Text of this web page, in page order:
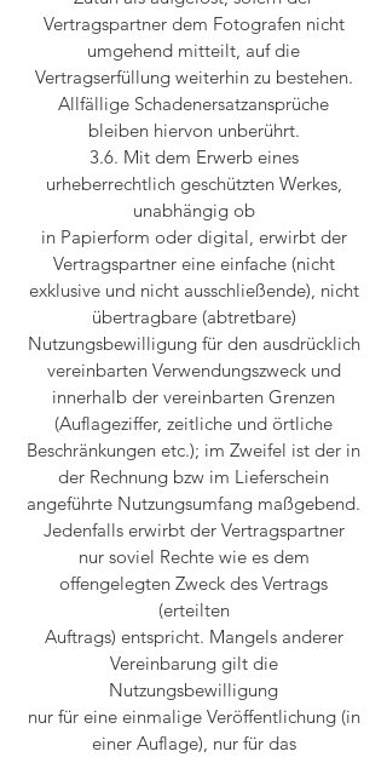
Vertragspartner dem Fotografen nicht
umgehend mitteilt, auf die
Vertragserfüllung weiterhin zu bestehen.
Allfällige Schadenersatzansprüche
bleiben hiervon unberührt.
3.6. Mit dem Erwerb eines
urheberrechtlich geschützten Werkes,
unabhängig ob
in Papierform oder digital, erwirbt der
Vertragspartner eine einfache (nicht
exklusive und nicht ausschließende), nicht
übertragbare (abtretbare)
Nutzungsbewilligung für den ausdrücklich
vereinbarten Verwendungszweck und
innerhalb der vereinbarten Grenzen
(Auflageziffer, zeitliche und örtliche
Beschränkungen etc.); im Zweifel ist der in
der Rechnung bzw im Lieferschein
angeführte Nutzungsumfang maßgebend.
Jedenfalls erwirbt der Vertragspartner
nur soviel Rechte wie es dem
offengelegten Zweck des Vertrags
(erteilten
Auftrags) entspricht. Mangels anderer
Vereinbarung gilt die
Nutzungsbewilligung
nur für eine einmalige Veröffentlichung (in
einer Auflage), nur für das